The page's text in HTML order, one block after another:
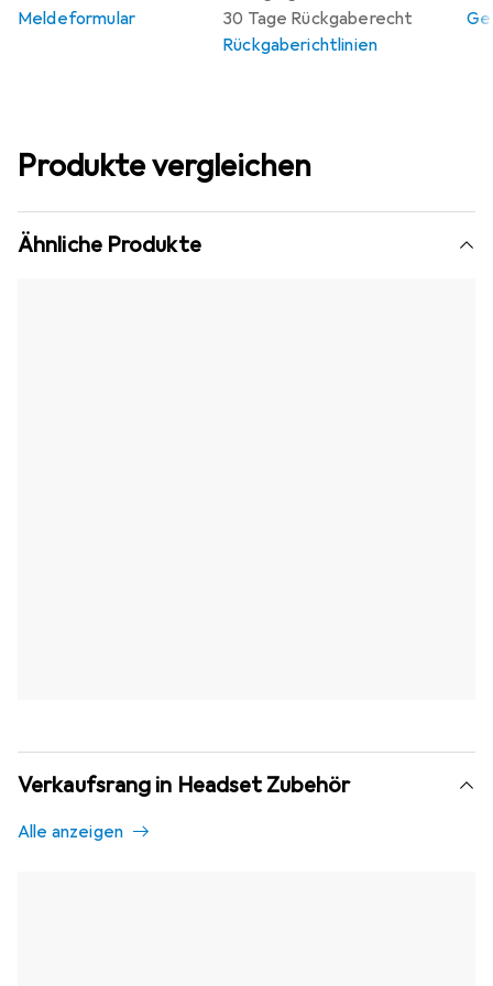
30 Tage Rückgaberecht
Rückgaberichtlinien
Meldeformular
Produkte vergleichen
Ähnliche Produkte
Verkaufsrang in Headset Zubehör
Alle anzeigen